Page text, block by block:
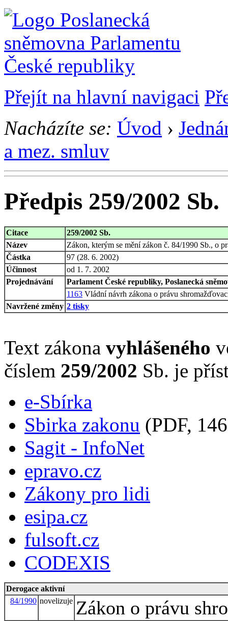
Přejít na hlavní navigaci
Nacházíte se: Úvod ›
a mez. smluv
Předpis 259/2002 Sb.
Citace
259/2002 Sb.
Název
Zákon, kterým se mění zákon č. 84/1990 Sb., o
Částka
97 (28. 6. 2002)
Účinnost
od 1. 7. 2002
Projednávání
Parlament České republiky, Poslanecká
1163 Vládní návrh zákona o právu
Navržené změny 2 tisky
Text zákona vyhlášeného
číslem 259/2002 Sb. je
e-Sbírka
Sbirka zakonu (PDF,
Sagit - InfoNet
epravo.cz
Zákony pro lidi
esipa.cz
fulsoft.cz
CODEXIS
Derogace aktivní
84/1990 novelizuje Zákon o právu